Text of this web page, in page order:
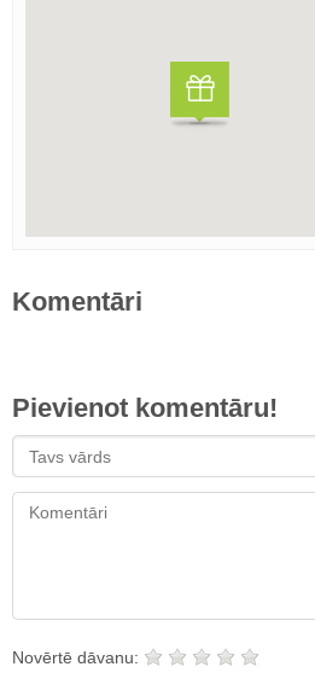
Komentāri
Pievienot komentāru!
Novērtē dāvanu: